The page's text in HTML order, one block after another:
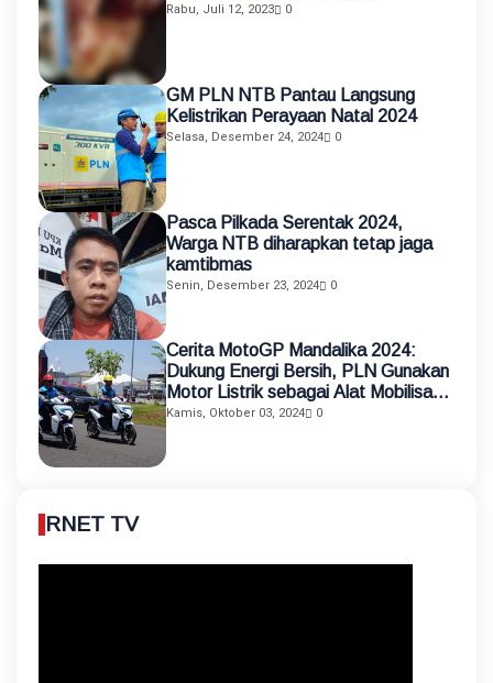
Rabu, Juli 12, 2023 0
GM PLN NTB Pantau Langsung
Kelistrikan Perayaan Natal 2024
Selasa, Desember 24, 2024 0
Pasca Pilkada Serentak 2024,
Warga NTB diharapkan tetap jaga
kamtibmas
Senin, Desember 23, 2024 0
Cerita MotoGP Mandalika 2024:
Dukung Energi Bersih, PLN Gunakan
Motor Listrik sebagai Alat Mobilisasi
Petugas
Kamis, Oktober 03, 2024 0
RNET TV